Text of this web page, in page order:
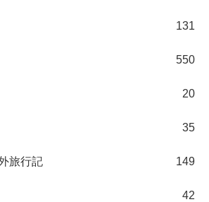
131
550
20
35
旅行記 149
42